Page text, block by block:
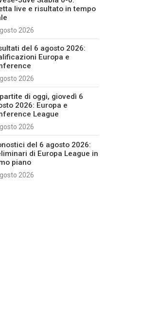
live e risultato in tempo
2026
del 6 agosto 2026:
Europa e
2026
di oggi, giovedì 6
2026: Europa e
League
2026
del 6 agosto 2026:
di Europa League in
piano
2026